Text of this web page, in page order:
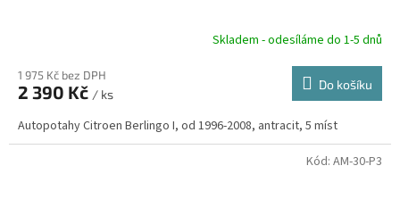
R
Skladem - odesíláme do 1-5 dnů
1 975 Kč bez DPH
2 390 Kč / ks
Do košíku
Autopotahy Citroen Berlingo I, od 1996-2008, antracit, 5 míst
Kód: AM-30-P3